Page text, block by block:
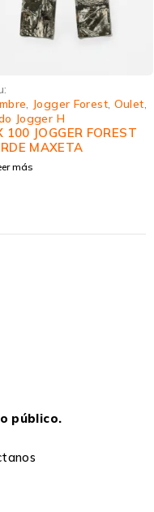
Jogger Forest, Oulet
Jogger H
100 JOGGER FOREST
MAXETA
más
público.